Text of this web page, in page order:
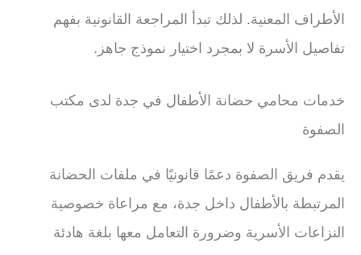
الأطراف المعنية. لذلك تبدأ المراجعة القانونية بفهم
تفاصيل الأسرة لا بمجرد اختيار نموذج جاهز.
خدمات محامي حضانة الأطفال في جدة لدى مكتب
الصفوة
يقدم فريق الصفوة دعمًا قانونيًا في ملفات الحضانة
المرتبطة بالأطفال داخل جدة، مع مراعاة خصوصية
النزاعات الأسرية وضرورة التعامل معها بلغة هادئة